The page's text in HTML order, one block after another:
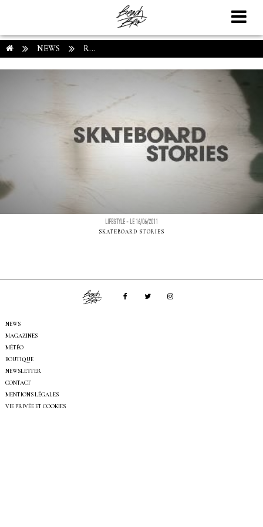
NEWS R...
LIFESTYLE - LE 16/06/2011
SKATEBOARD STORIES
NEWS
MAGAZINES
MÉTÉO
BOUTIQUE
NEWSLETTER
CONTACT
MENTIONS LÉGALES
VIE PRIVÉE ET COOKIES